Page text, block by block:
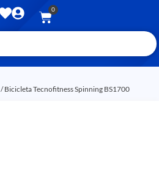
0
/ Bicicleta Tecnofitness Spinning BS1700